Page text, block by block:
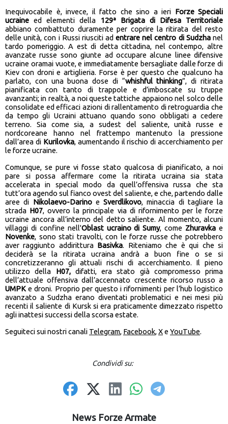
Inequivocabile è, invece, il fatto che sino a ieri Forze Speciali
ucraine ed elementi della 129ª Brigata di Difesa Territoriale
abbiano combattuto duramente per coprire la ritirata del resto
delle unità, con i Russi riusciti ad entrare nel centro di Sudzhanel
tardo pomeriggio. A est di detta cittadina, nel contempo, altre
avanzate russe sono giunte ad occupare alcune linee difensive
ucraine oramai vuote, e immediatamente bersagliate dalle forze di
Kiev con droni e artiglieria. Forse è per questo che qualcuno ha
parlato, con una buona dose di “whishful thinking”, di ritirata
pianificata con tanto di trappole e d’imboscate su truppe
avanzanti; in realtà, a noi queste tattiche appaiono nel solco delle
consolidate ed efficaci azioni di rallentamento di retroguardia che
da tempo gli Ucraini attuano quando sono obbligati a cedere
terreno. Sia come sia, a sudest del saliente, unità russe e
nordcoreane hanno nel frattempo mantenuto la pressione
dall’area di Kurilovka, aumentando il rischio di accerchiamento per
le forze ucraine.
Comunque, se pure vi fosse stato qualcosa di pianificato, a noi
pare si possa affermare come la ritirata ucraina sia stata
accelerata in special modo da quell’offensiva russa che sta
tutt’ora agendo sul fianco ovest del saliente, e che, partendo dalle
aree di Nikolaevo-Darinoe Sverdlikovo, minaccia di tagliare la
strada H07, ovvero la principale via di rifornimento per le forze
ucraine ancora all’interno del detto saliente. Al momento, alcuni
villaggi di confine nell'Oblast ucraino di Sumy, come Zhuravka e
Novenke, sono stati travolti, con le forze russe che potrebbero
aver raggiunto addirittura Basivka. Riteniamo che è qui che si
deciderà se la ritirata ucraina andrà a buon fine o se si
concretizzeranno gli attuali rischi di accerchiamento. Il pieno
utilizzo della H07,difatti, era stato già compromesso prima
dell’attuale offensiva dall’accennato crescente ricorso russo a
UMPK e droni. Proprio per questo i rifornimenti per l’hub logistico
avanzato a Sudzha erano diventati problematici e nei mesi più
recenti il saliente di Kursk si era praticamente dimezzato rispetto
agli inattesi successi della scorsa estate.
Seguiteci sui nostri canali Telegram, Facebook,Xe YouTube.
Condividi su:
News Forze Armate